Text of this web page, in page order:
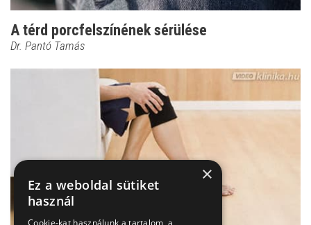
A térd porcfelszínének sérülése
Dr. Pantó Tamás
×
Ez a weboldal sütiket
használ
Cookie-kat használunk a tartalom, a